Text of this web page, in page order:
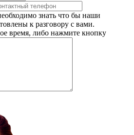
знать что бы наши
к разговору с вами.
время, либо нажмите кнопку